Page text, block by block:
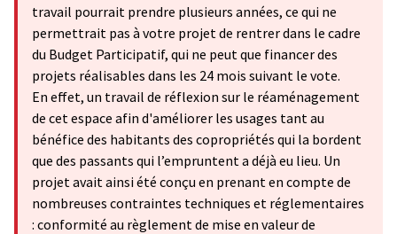
travail pourrait prendre plusieurs années, ce qui ne
permettrait pas à votre projet de rentrer dans le cadre
du Budget Participatif, qui ne peut que financer des
projets réalisables dans les 24 mois suivant le vote.
En effet, un travail de réflexion sur le réaménagement
de cet espace afin d'améliorer les usages tant au
bénéfice des habitants des copropriétés qui la bordent
que des passants qui l’empruntent a déjà eu lieu. Un
projet avait ainsi été conçu en prenant en compte de
nombreuses contraintes techniques et réglementaires
: conformité au règlement de mise en valeur de